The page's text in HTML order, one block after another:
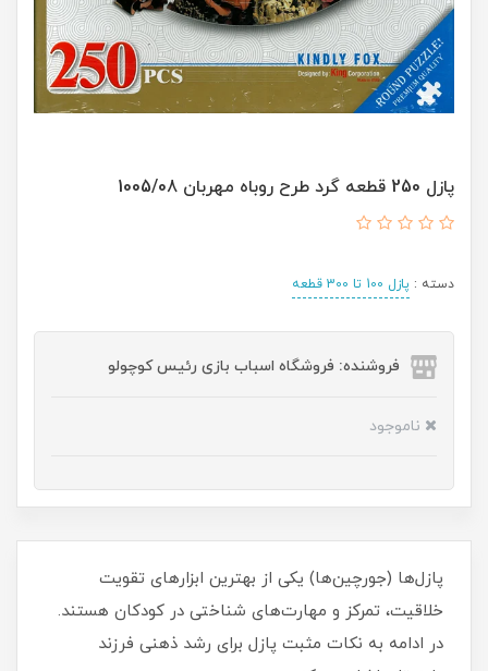
پازل 250 قطعه گرد طرح روباه مهربان 1005/08
دسته : پازل 100 تا 300 قطعه
فروشنده: فروشگاه اسباب بازی رئیس کوچولو
ناموجود
پازل‌ها (جورچین‌ها) یکی از بهترین ابزارهای تقویت
خلاقیت، تمرکز و مهارت‌های شناختی در کودکان هستند.
در ادامه به نکات مثبت پازل برای رشد ذهنی فرزند